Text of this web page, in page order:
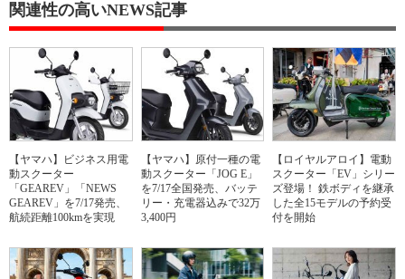
関連性の高いNEWS記事
【ヤマハ】ビジネス用電
動スクーター
「GEAREV」「NEWS
GEAREV」を7/17発売、
航続距離100kmを実現
【ヤマハ】原付一種の電
動スクーター「JOG E」
を7/17全国発売、バッテ
リー・充電器込みで32万
3,400円
【ロイヤルアロイ】電動
スクーター「EV」シリー
ズ登場！ 鉄ボディを継承
した全15モデルの予約受
付を開始